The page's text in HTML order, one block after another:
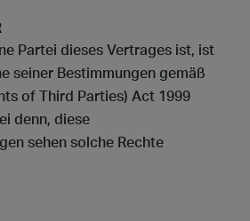
Partei dieses Vertrages ist, ist
seiner Bestimmungen gemäß
of Third Parties) Act 1999
denn, diese
sehen solche Rechte